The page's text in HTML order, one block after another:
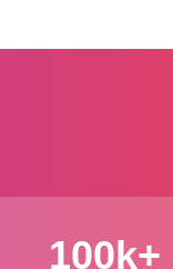
100k+